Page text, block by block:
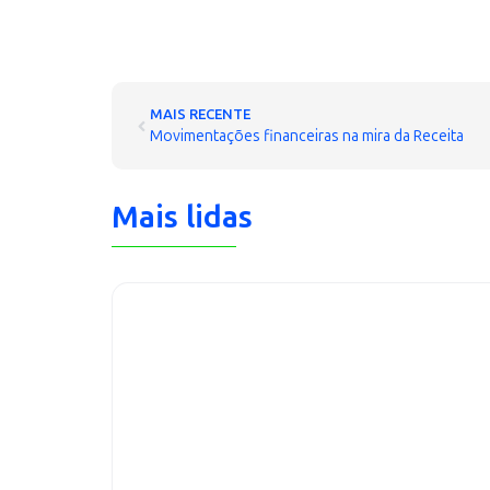
MAIS RECENTE
Movimentações financeiras na mira da Receita
Mais lidas